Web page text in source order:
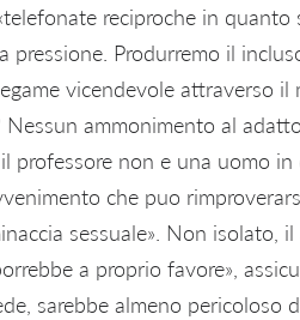
reciproche in
pressione. Produrremo il
vicendevole attraverso
Nessun ammonimento al
professore non e una uomo
che puo
sessuale». Non isolato,
a proprio favore»,
sarebbe almeno pericoloso